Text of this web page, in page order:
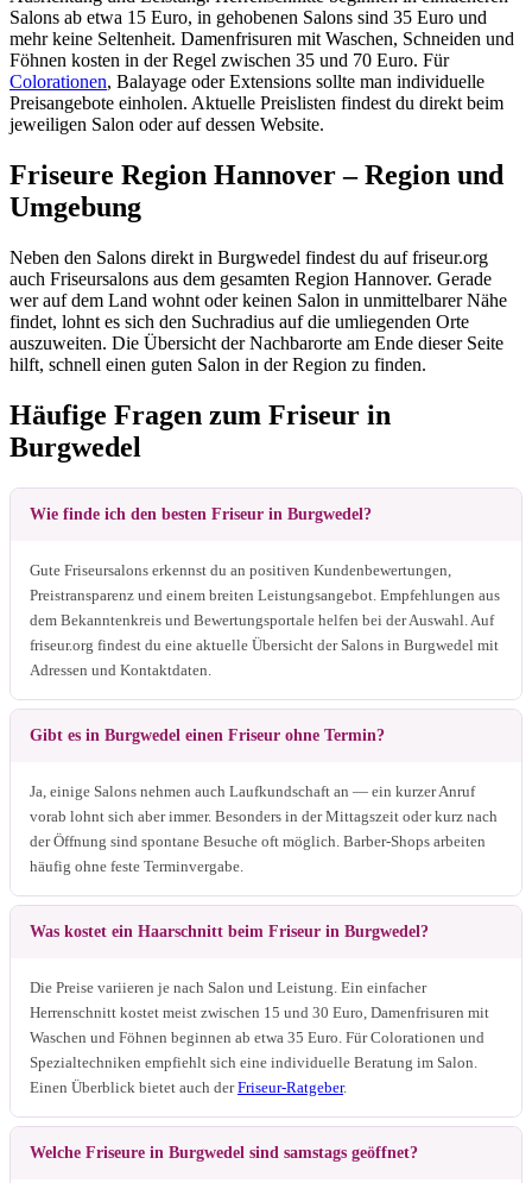
Salons ab etwa 15 Euro, in gehobenen Salons sind 35 Euro und
mehr keine Seltenheit. Damenfrisuren mit Waschen, Schneiden und
Föhnen kosten in der Regel zwischen 35 und 70 Euro. Für
Colorationen, Balayage oder Extensions sollte man individuelle
Preisangebote einholen. Aktuelle Preislisten findest du direkt beim
jeweiligen Salon oder auf dessen Website.
Friseure Region Hannover – Region und
Umgebung
Neben den Salons direkt in Burgwedel findest du auf friseur.org
auch Friseursalons aus dem gesamten Region Hannover. Gerade
wer auf dem Land wohnt oder keinen Salon in unmittelbarer Nähe
findet, lohnt es sich den Suchradius auf die umliegenden Orte
auszuweiten. Die Übersicht der Nachbarorte am Ende dieser Seite
hilft, schnell einen guten Salon in der Region zu finden.
Häufige Fragen zum Friseur in
Burgwedel
Wie finde ich den besten Friseur in Burgwedel?
Gute Friseursalons erkennst du an positiven Kundenbewertungen,
Preistransparenz und einem breiten Leistungsangebot. Empfehlungen aus
dem Bekanntenkreis und Bewertungsportale helfen bei der Auswahl. Auf
friseur.org findest du eine aktuelle Übersicht der Salons in Burgwedel mit
Adressen und Kontaktdaten.
Gibt es in Burgwedel einen Friseur ohne Termin?
Ja, einige Salons nehmen auch Laufkundschaft an — ein kurzer Anruf
vorab lohnt sich aber immer. Besonders in der Mittagszeit oder kurz nach
der Öffnung sind spontane Besuche oft möglich. Barber-Shops arbeiten
häufig ohne feste Terminvergabe.
Was kostet ein Haarschnitt beim Friseur in Burgwedel?
Die Preise variieren je nach Salon und Leistung. Ein einfacher
Herrenschnitt kostet meist zwischen 15 und 30 Euro, Damenfrisuren mit
Waschen und Föhnen beginnen ab etwa 35 Euro. Für Colorationen und
Spezialtechniken empfiehlt sich eine individuelle Beratung im Salon.
Einen Überblick bietet auch derFriseur-Ratgeber.
Welche Friseure in Burgwedel sind samstags geöffnet?